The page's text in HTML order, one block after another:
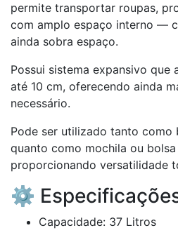
permite transportar roupas,
com amplo espaço interno —
ainda sobra espaço.
Possui sistema expansivo que
até 10 cm, oferecendo ainda
necessário.
Pode ser utilizado tanto como
quanto como mochila ou bolsa
proporcionando versatilidade
⚙️
Capacidade: 37 Litros